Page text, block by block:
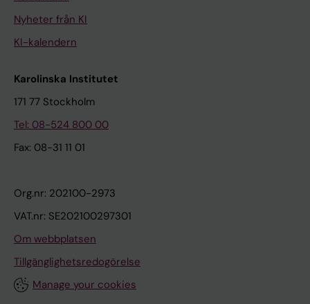
Nyheter från KI
KI-kalendern
Karolinska Institutet
171 77 Stockholm
Tel: 08-524 800 00
Fax: 08-31 11 01
Org.nr: 202100-2973
VAT.nr: SE202100297301
Om webbplatsen
Tillgänglighetsredogörelse
Manage your cookies